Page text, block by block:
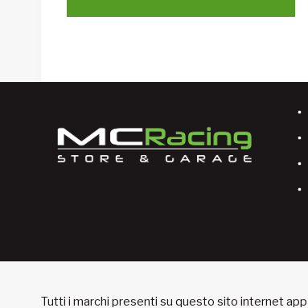
Tutti i marchi presenti su questo sito internet